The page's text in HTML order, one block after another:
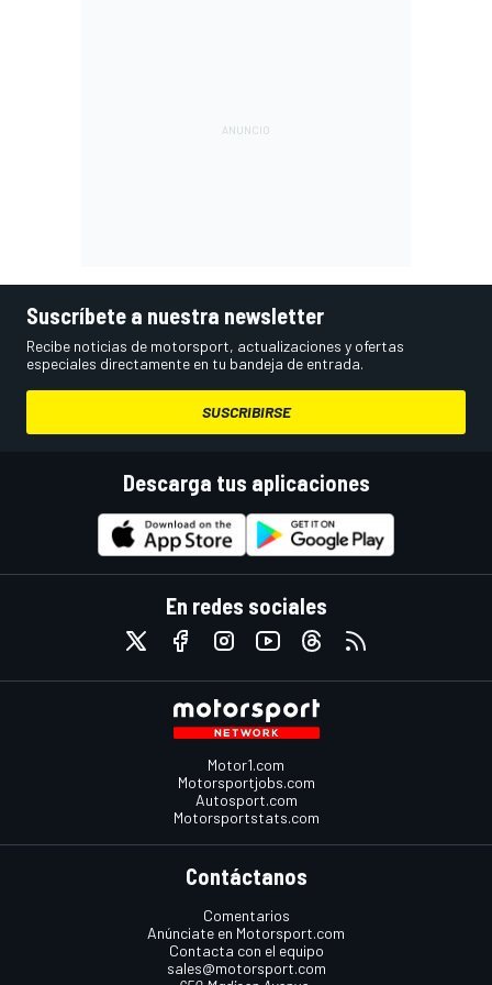
Suscríbete a nuestra newsletter
Recibe noticias de motorsport, actualizaciones y ofertas
especiales directamente en tu bandeja de entrada.
SUSCRIBIRSE
Descarga tus aplicaciones
En redes sociales
Motor1.com
Motorsportjobs.com
Autosport.com
Motorsportstats.com
Contáctanos
Comentarios
Anúnciate en Motorsport.com
Contacta con el equipo
sales@motorsport.com